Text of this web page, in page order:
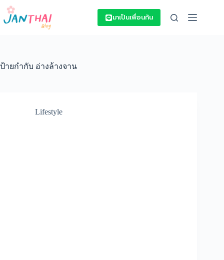
Skip
content
มาเป็นเพื่อนกัน
ป้ายกำกับ อ่างล้างจาน
Lifestyle